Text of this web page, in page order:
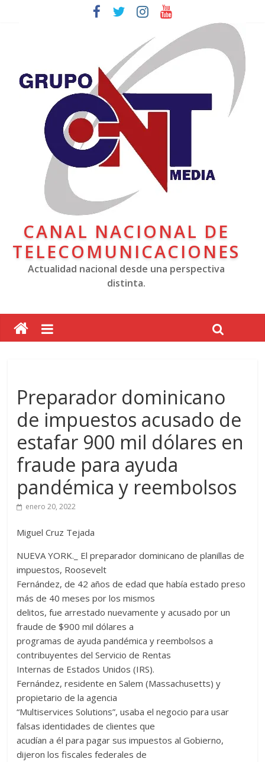
CANAL NACIONAL DE
TELECOMUNICACIONES
Actualidad nacional desde una perspectiva
distinta.
Preparador dominicano
de impuestos acusado de
estafar 900 mil dólares en
fraude para ayuda
pandémica y reembolsos
enero 20, 2022
Miguel Cruz Tejada
NUEVA YORK._ El preparador dominicano de planillas de
impuestos, Roosevelt
Fernández, de 42 años de edad que había estado preso
más de 40 meses por los mismos
delitos, fue arrestado nuevamente y acusado por un
fraude de $900 mil dólares a
programas de ayuda pandémica y reembolsos a
contribuyentes del Servicio de Rentas
Internas de Estados Unidos (IRS).
Fernández, residente en Salem (Massachusetts) y
propietario de la agencia
“Multiservices Solutions”, usaba el negocio para usar
falsas identidades de clientes que
acudían a él para pagar sus impuestos al Gobierno,
dijeron los fiscales federales de